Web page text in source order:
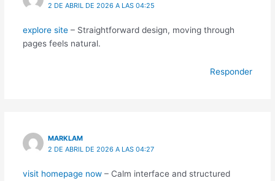
2 DE ABRIL DE 2026 A LAS 04:25
explore site– Straightforward design, moving through
pages feels natural.
Responder
MARKLAM
2 DE ABRIL DE 2026 A LAS 04:27
visit homepage now– Calm interface and structured